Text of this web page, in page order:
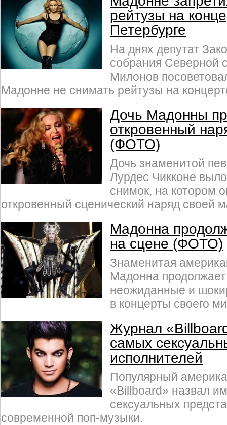
рейтузы на
Петербурге
На днях депутат
собрания Северной
Милонов
Мадонне не снимать рейтузы на
Дочь Мадонны
откровенный
(ФОТО)
Дочь знаменитой
Лурдес Чикконе
снимок, на котором
откровенный сценический наряд своей
Мадонна
на сцене (ФОТО)
Знаменитая
Мадонна
неожиданные и
в концерты своего
Журнал
самых
исполнителей
Популярный
«Billboard» назвал
сексуальных
современной поп-музыки.